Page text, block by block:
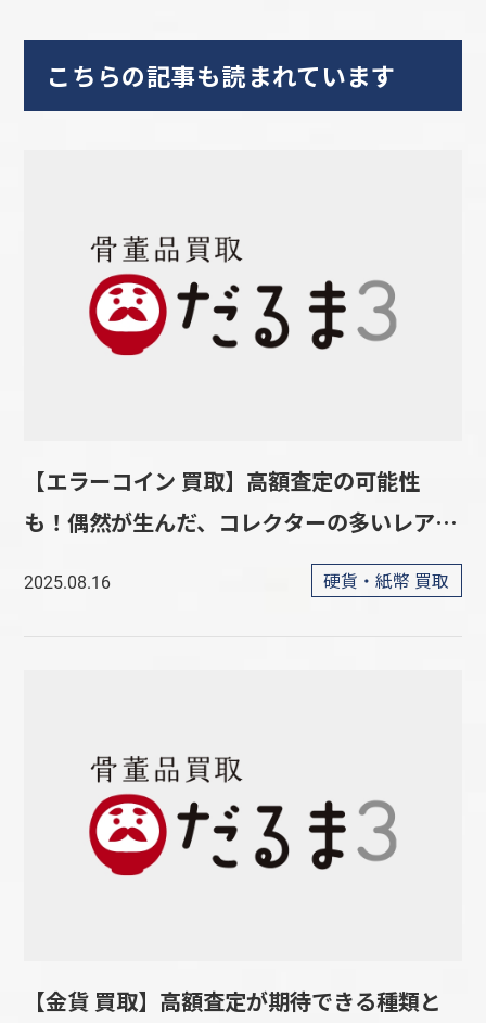
こちらの記事も読まれています
【エラーコイン 買取】高額査定の可能性
も！偶然が生んだ、コレクターの多いレアな
2025.08.16 硬貨・紙幣 買取
【金貨 買取】高額査定が期待できる種類と